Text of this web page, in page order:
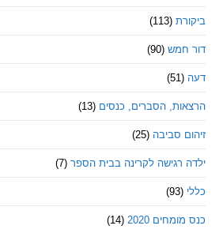
(90)
הסברים, כנסים (13)
סביבה (25)
לקרינה בבית הספר (7)
2020
(14)